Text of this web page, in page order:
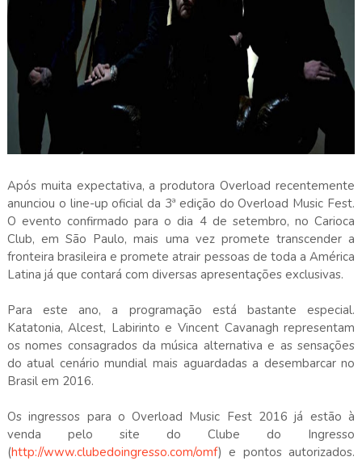
Após muita expectativa, a produtora Overload recentemente
anunciou o line-up oficial da 3ª edição do Overload Music Fest.
O evento confirmado para o dia 4 de setembro, no Carioca
Club, em São Paulo, mais uma vez promete transcender a
fronteira brasileira e promete atrair pessoas de toda a América
Latina já que contará com diversas apresentações exclusivas.
Para este ano, a programação está bastante especial.
Katatonia, Alcest, Labirinto e Vincent Cavanagh representam
os nomes consagrados da música alternativa e as sensações
do atual cenário mundial mais aguardadas a desembarcar no
Brasil em 2016.
Os ingressos para o Overload Music Fest 2016 já estão à
venda pelo site do Clube do Ingresso
(http://www.clubedoingresso.com/omf) e pontos autorizados.